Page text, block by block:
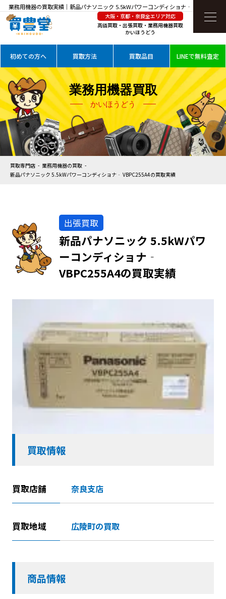
業務用機器の買取実績｜新品パナソニック 5.5kWパワーコンディショナ‐ VBPC255A4
を高価買取
大阪・京都・奈良全エリア対応
高価買取・出張買取・業務用機器買取
かいほうどう
初めての方へ 買取方法 買取品目 LINEで無料査定
業務用機器買取
かいほうどう
買取専門店
業務用機器の買取
新品パナソニック 5.5kWパワーコンディショナ‐ VBPC255A4の買取実績
出張買取
新品パナソニック 5.5kWパワ
ーコンディショナ‐
VBPC255A4の買取実績
買取情報
買取店舗 奈良支店
買取地域 広陵町の買取
商品情報